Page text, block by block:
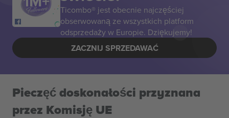
Ticombo® jest obecnie najczęściej
obserwowaną ze wszystkich platform
odsprzedaży w Europie. Dziękujemy!
ZACZNIJ SPRZEDAWAĆ
Pieczęć doskonałości przyznana
przez Komisję UE